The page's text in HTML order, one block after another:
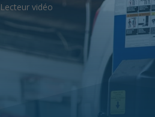
Lecteur vidéo